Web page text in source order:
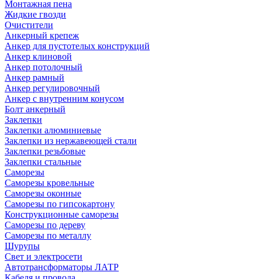
Монтажная пена
Жидкие гвозди
Очистители
Анкерный крепеж
Анкер для пустотелых конструкций
Анкер клиновой
Анкер потолочный
Анкер рамный
Анкер регулировочный
Анкер с внутренним конусом
Болт анкерный
Заклепки
Заклепки алюминиевые
Заклепки из нержавеющей стали
Заклепки резьбовые
Заклепки стальные
Саморезы
Саморезы кровельные
Саморезы оконные
Саморезы по гипсокартону
Конструкционные саморезы
Саморезы по дереву
Саморезы по металлу
Шурупы
Свет и электросети
Автотрансформаторы ЛАТР